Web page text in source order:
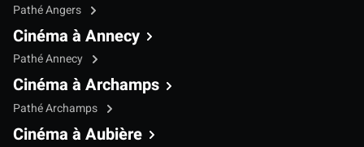
Pathé Angers
Cinéma à Annecy
Pathé Annecy
Cinéma à Archamps
Pathé Archamps
Cinéma à Aubière